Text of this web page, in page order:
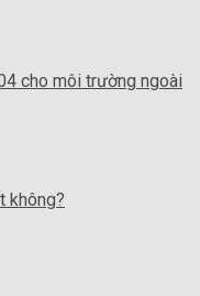
cho môi trường ngoài
không?